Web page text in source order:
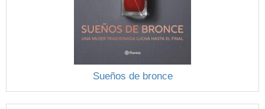
Sueños de bronce